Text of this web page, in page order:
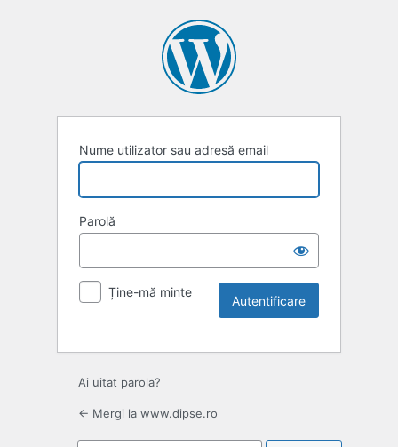
Nume utilizator sau adresă email
Parolă
Ține-mă minte
Ai uitat parola?
← Mergi la www.dipse.ro